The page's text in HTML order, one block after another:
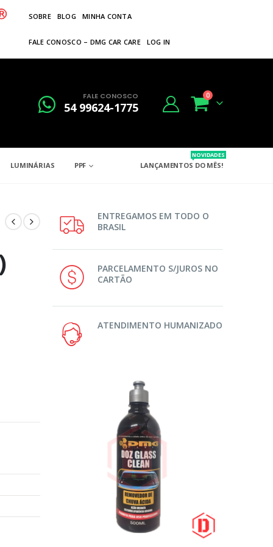
SOBRE BLOG MINHA CONTA
FALE CONOSCO – DMG CAR CARE LOG IN
FALE CONOSCO
54 99624-1775
0
LUMINÁRIAS PPF LANÇAMENTOS DO MÊS!
NOVIDADES
ENTREGAMOS EM TODO O
BRASIL
PARCELAMENTO S/JUROS NO
CARTÃO
ATENDIMENTO HUMANIZADO